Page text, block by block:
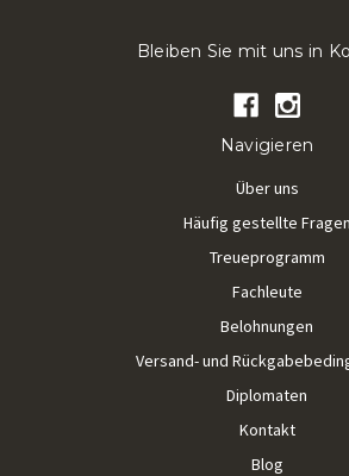
Bleiben Sie mit uns in
Navigieren
Über uns
Häufig gestellte Fragen
Treueprogramm
Fachleute
Belohnungen
Versand- und
Diplomaten
Kontakt
Blog